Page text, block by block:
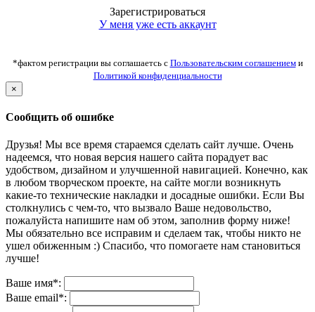
Зарегистрироваться
У меня уже есть аккаунт
*фактом регистрации вы соглашаетсь с Пользовательским соглашениеми
Политикой конфиденциальности
×
Сообщить об ошибке
Друзья! Мы все время стараемся сделать сайт лучше. Очень
надеемся, что новая версия нашего сайта порадует вас
удобством, дизайном и улучшенной навигацией. Конечно, как
в любом творческом проекте, на сайте могли возникнуть
какие-то технические накладки и досадные ошибки. Если Вы
столкнулись с чем-то, что вызвало Ваше недовольство,
пожалуйста напишите нам об этом, заполнив форму ниже!
Мы обязательно все исправим и сделаем так, чтобы никто не
ушел обиженным :) Спасибо, что помогаете нам становиться
лучше!
Ваше имя*:
Ваше email*: